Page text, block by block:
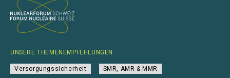
UNSERE THEMENEMPFEHLUNGEN
Versorgungssicherheit SMR, AMR & MMR